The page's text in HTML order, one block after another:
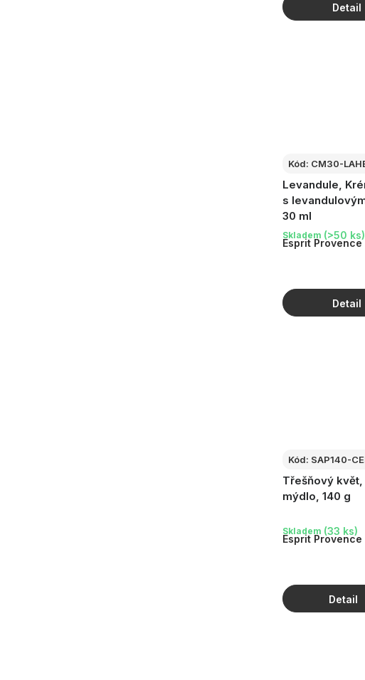
Levandule,
s
30 ml
Esprit Provence
Skladem (>50 ks)
Kód: CM30-
Třešňový květ,
mýdlo, 140 g
Esprit Provence
Skladem (33 ks)
Kód: SAP140-